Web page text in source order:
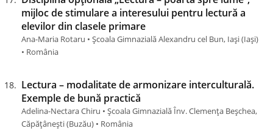
mijloc de stimulare a interesului pentru lectură a
elevilor din clasele primare
Ana-Maria Rotaru • Școala Gimnazială Alexandru cel Bun, Iași (Iaşi)
• România
Lectura – modalitate de armonizare interculturală.
Exemple de bună practică
Adelina-Nectara Chiru • Școala Gimnazială Înv. Clemența Beșchea,
Căpăţâneşti (Buzău) • România